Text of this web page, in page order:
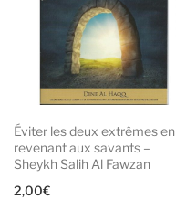
Éviter les deux extrêmes en
revenant aux savants –
Sheykh Salih Al Fawzan
2,00€